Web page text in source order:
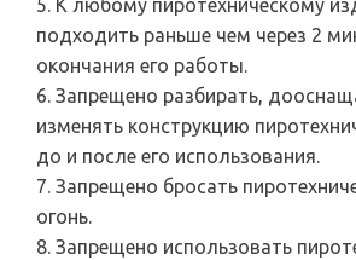
5. К любому пиротехническому
подходить раньше чем через 2
окончания его работы.
6. Запрещено разбирать,
изменять конструкцию
до и после его использования.
7. Запрещено бросать
огонь.
8. Запрещено использовать